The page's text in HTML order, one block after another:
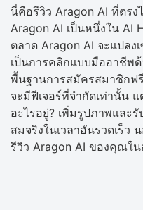
นี่คือรีวิว Aragon AI ที่ตร
Aragon AI เป็นหนึ่งใน AI
ตลาด Aragon AI จะแปล
เป็นการคลิกแบบมืออาชีพ
พื้นฐานการสมัครสมาชิกฟ
จะมีฟีเจอร์ที่จำกัดเท่านั้น
อะไรอยู่? เพิ่มรูปภาพและ
สมจริงในเวลาอันรวดเร็ว
รีวิว Aragon AI ของคุณใ